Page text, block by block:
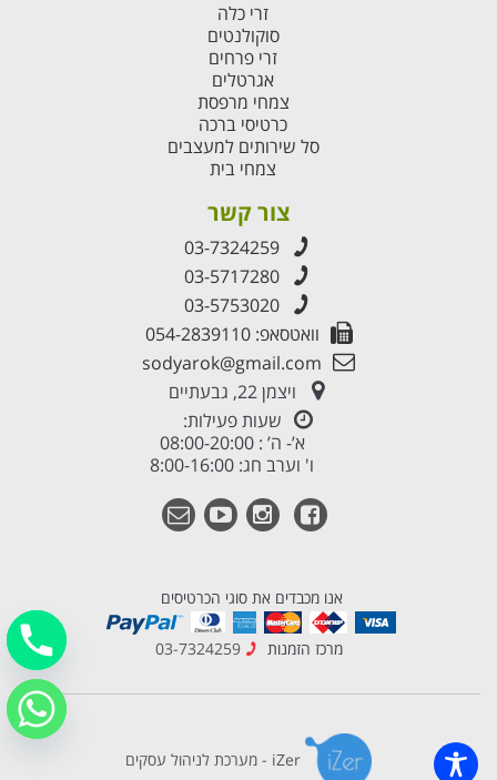
זרי כלה
סוקולנטים
זרי פרחים
אגרטלים
צמחי מרפסת
כרטיסי ברכה
סל שירותים למעצבים
צמחי בית
צור קשר
03-7324259
03-5717280
03-5753020
וואטסאפ: 054-2839110
sodyarok@gmail.com
ויצמן 22, גבעתיים
שעות פעילות:
א’- ה’ : 08:00-20:00
ו' וערב חג: 8:00-16:00
אנו מכבדים את סוגי הכרטיסים
מרכז הזמנות 03-7324259
iZer - מערכת לניהול עסקים